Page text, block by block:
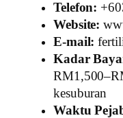
Telefon:
Website:
E-mail:
Kadar
kesuburan
Waktu